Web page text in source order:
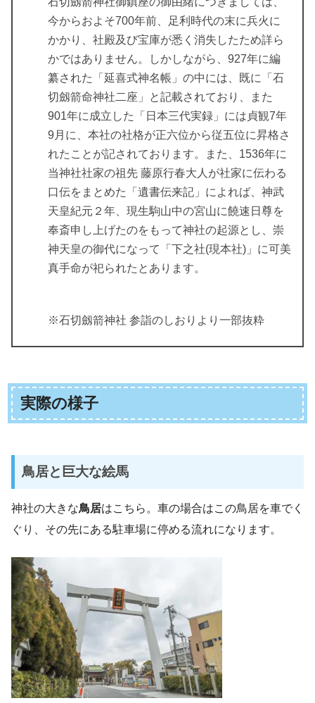
今からおよそ700年前、足利時代の末に兵火に
かかり、社殿及び宝庫が悉く消失したため詳ら
かではありません。しかしながら、927年に編
纂された「延喜式神名帳」の中には、既に「石
切劔箭命神社二座」と記載されており、また
901年に成立した「日本三代実録」には貞観7年
9月に、本社の社格が正六位から従五位に昇格さ
れたことが記されております。また、1536年に
当神社社家の祖先 藤原行春大人が社家に伝わる
口伝をまとめた「遺書伝来記」によれば、神武
天皇紀元２年、現生駒山中の宮山に饒速日尊を
奉斎申し上げたのをもって神社の起源とし、崇
神天皇の御代になって「下之社(現本社)」に可美
真手命が祀られたとあります。
※石切劔箭神社 参詣のしおりより一部抜粋
実際の様子
鳥居と巨大な絵馬
神社の大きな鳥居はこちら。車の場合はこの鳥居を車でく
ぐり、その先にある駐車場に停める流れになります。